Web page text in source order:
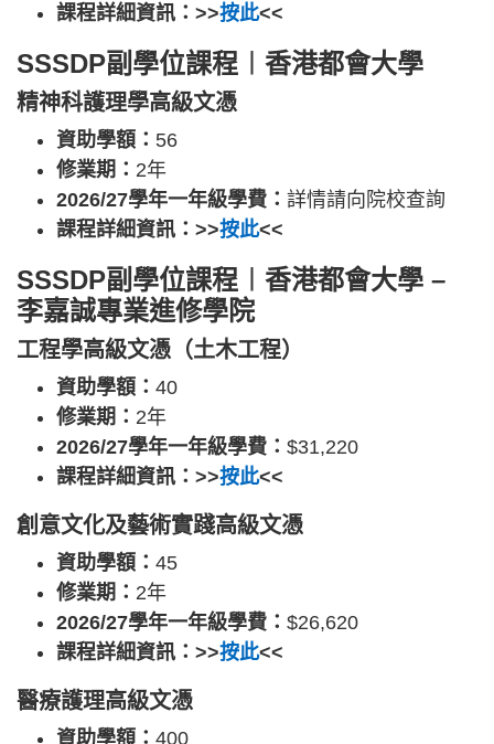
課程詳細資訊：>>按此<<
SSSDP副學位課程︱香港都會大學
精神科護理學高級文憑
資助學額： 56
修業期： 2年
2026/27學年一年級學費： 詳情請向院校查詢
課程詳細資訊：>>按此<<
SSSDP副學位課程︱香港都會大學 –
李嘉誠專業進修學院
工程學高級文憑（土木工程）
資助學額： 40
修業期： 2年
2026/27學年一年級學費： $31,220
課程詳細資訊：>>按此<<
創意文化及藝術實踐高級文憑
資助學額： 45
修業期： 2年
2026/27學年一年級學費： $26,620
課程詳細資訊：>>按此<<
醫療護理高級文憑
資助學額： 400